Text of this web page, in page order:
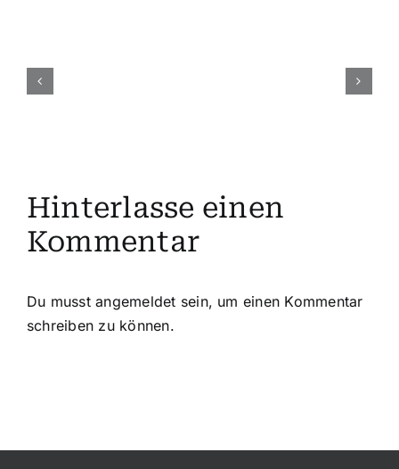
Hinterlasse einen
Kommentar
Du musstangemeldet sein, um einen Kommentar
schreiben zu können.